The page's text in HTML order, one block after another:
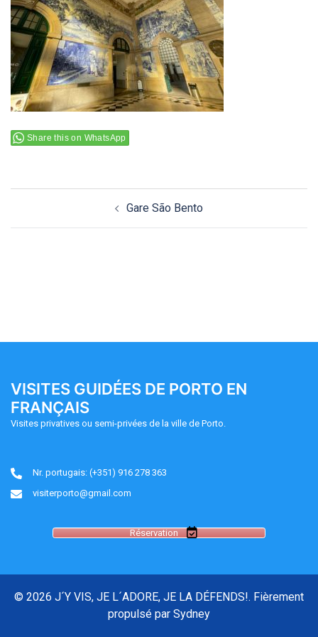
Share this on WhatsApp
Gare São Bento
VISITES GUIDÉES DE PORTO EN
FRANÇAIS
Visites privatives ou semi-privées de la ville de Porto.
Nr. portugais: (+351) 916 278 363
visiterporto@gmail.com
Réservation
© 2026 J´Y VIS, JE L´ADORE, JE LA DÉFENDS!. Fièrement
propulsé par Sydney